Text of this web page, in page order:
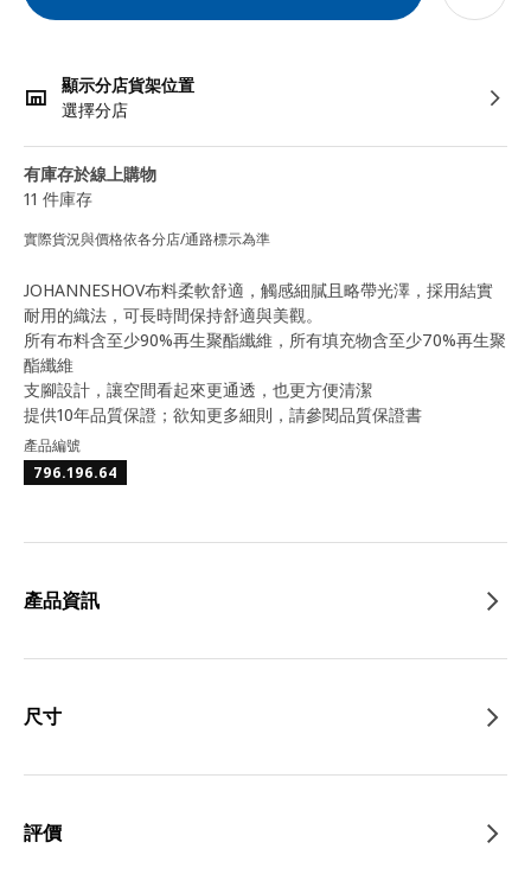
顯示分店貨架位置
選擇分店
有庫存於線上購物
11 件庫存
實際貨況與價格依各分店/通路標示為準
JOHANNESHOV布料柔軟舒適，觸感細膩且略帶光澤，採用結實
耐用的織法，可長時間保持舒適與美觀。
所有布料含至少90%再生聚酯纖維，所有填充物含至少70%再生聚
酯纖維
支腳設計，讓空間看起來更通透，也更方便清潔
提供10年品質保證；欲知更多細則，請參閱品質保證書
產品編號
796.196.64
產品資訊
尺寸
評價